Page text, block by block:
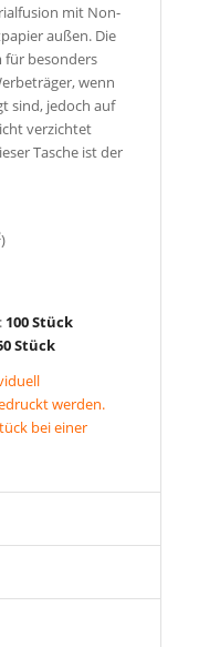
mit Non-
außen. Die
für besonders
wenn
sind, jedoch auf
verzichtet
Tasche ist der
)
100 Stück
Stück
werden.
bei einer